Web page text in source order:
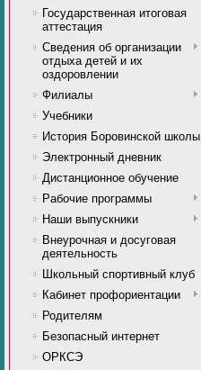
Государственная итоговая
аттестация
Сведения об организации
отдыха детей и их
оздоровлении
Филиалы
Учебники
История Боровинской школы
Электронный дневник
Дистанционное обучение
Рабочие программы
Наши выпускники
Внеурочная и досуговая
деятельность
Школьный спортивный клуб
Кабинет профориентации
Родителям
Безопасный интернет
ОРКСЭ